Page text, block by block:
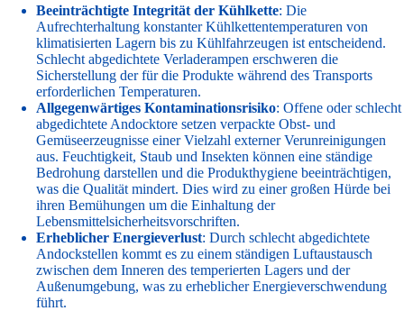
Beeinträchtigte Integrität der Kühlkette: Die
Aufrechterhaltung konstanter Kühlkettentemperaturen von
klimatisierten Lagern bis zu Kühlfahrzeugen ist entscheidend.
Schlecht abgedichtete Verladerampen erschweren die
Sicherstellung der für die Produkte während des Transports
erforderlichen Temperaturen.
Allgegenwärtiges Kontaminationsrisiko: Offene oder schlecht
abgedichtete Andocktore setzen verpackte Obst- und
Gemüseerzeugnisse einer Vielzahl externer Verunreinigungen
aus. Feuchtigkeit, Staub und Insekten können eine ständige
Bedrohung darstellen und die Produkthygiene beeinträchtigen,
was die Qualität mindert. Dies wird zu einer großen Hürde bei
ihren Bemühungen um die Einhaltung der
Lebensmittelsicherheitsvorschriften.
Erheblicher Energieverlust: Durch schlecht abgedichtete
Andockstellen kommt es zu einem ständigen Luftaustausch
zwischen dem Inneren des temperierten Lagers und der
Außenumgebung, was zu erheblicher Energieverschwendung
führt.